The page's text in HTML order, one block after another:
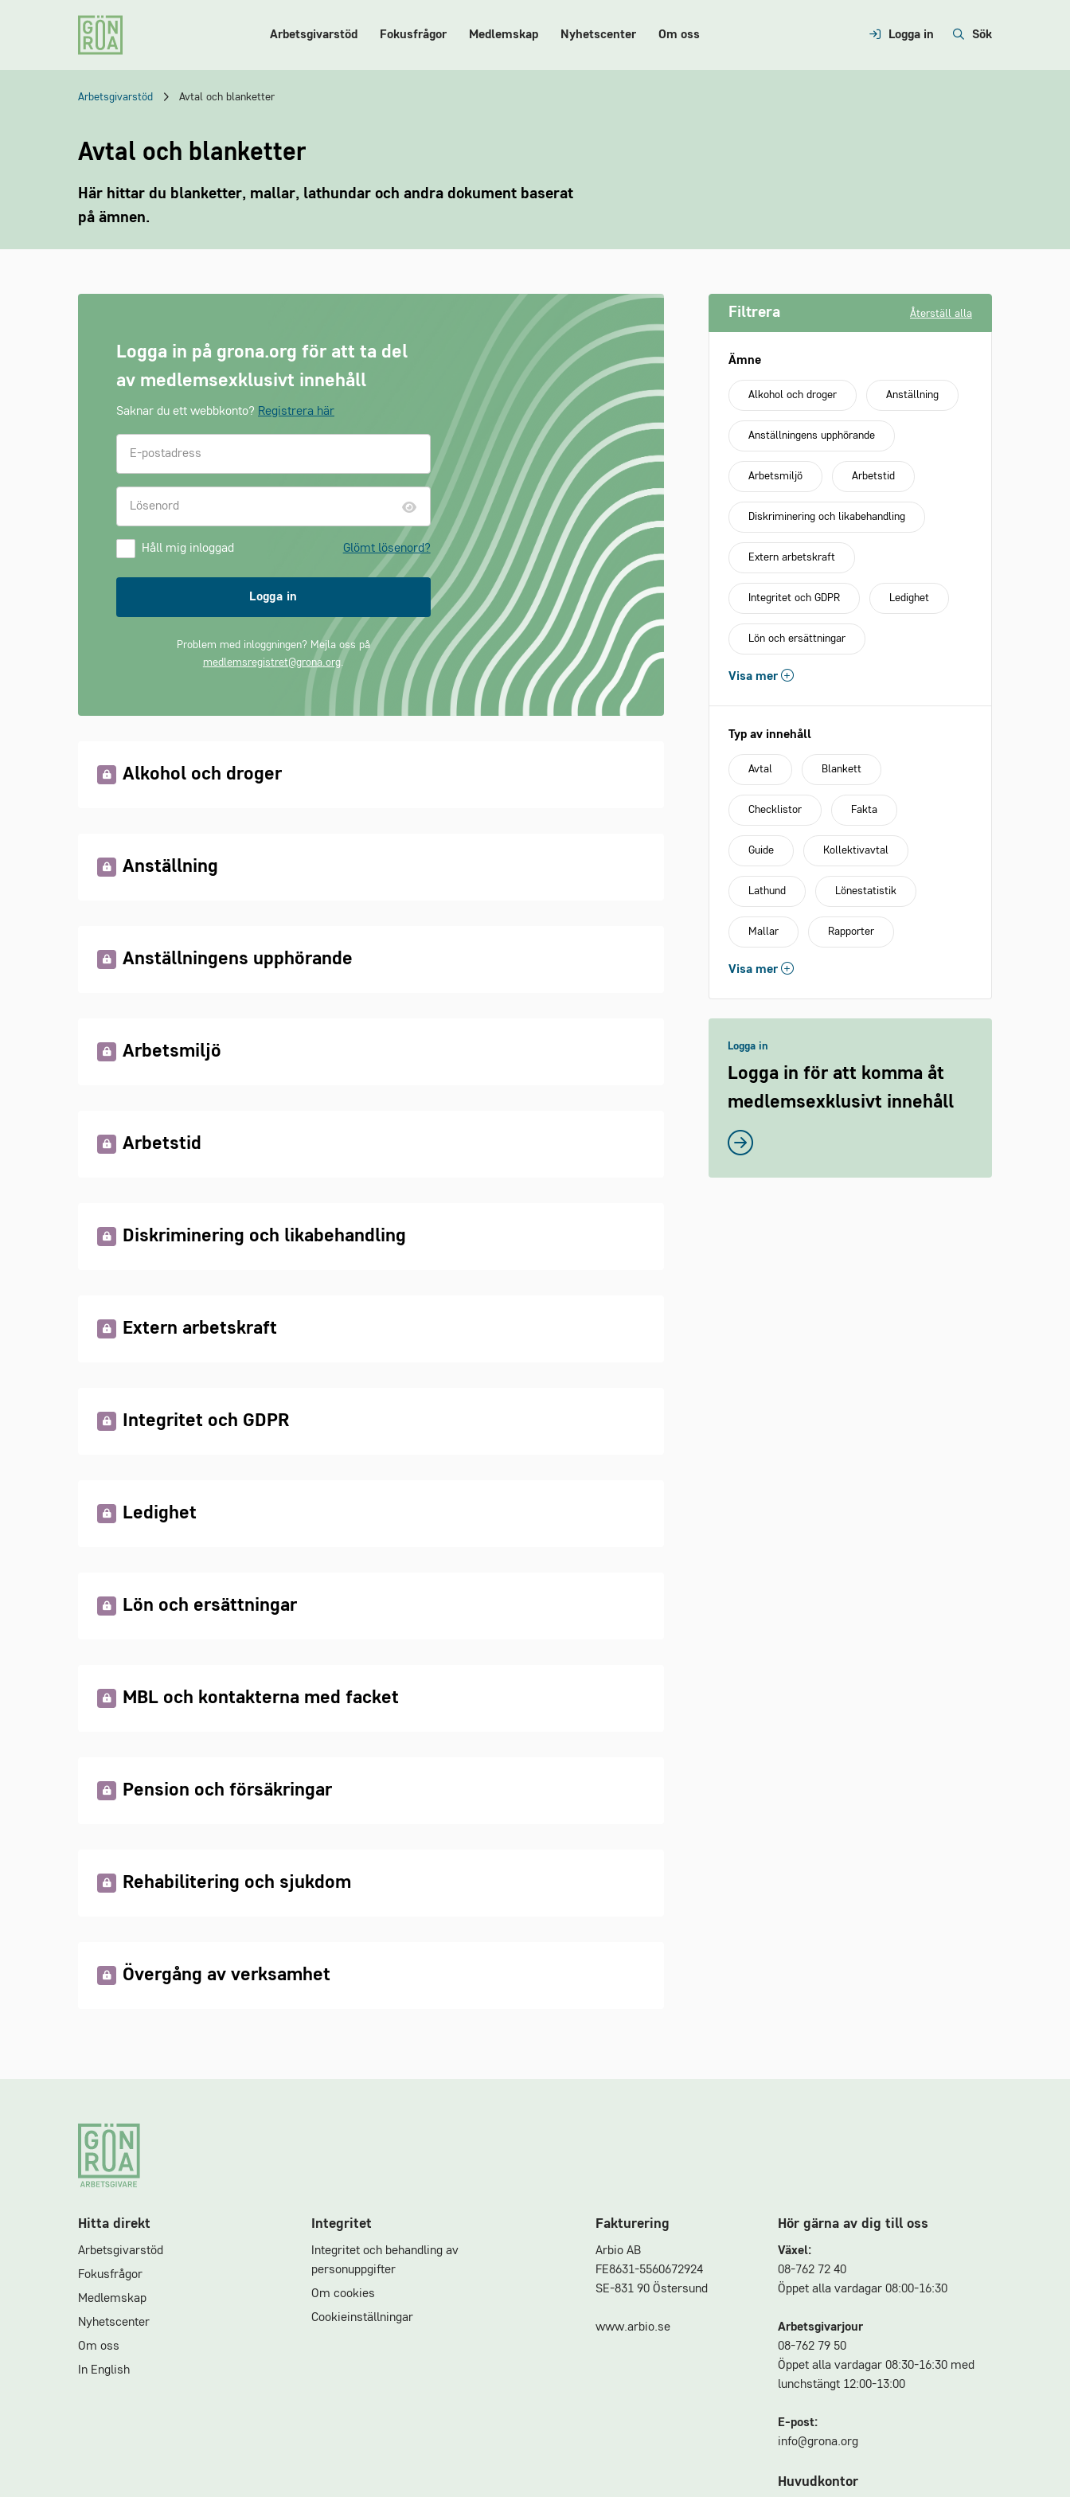
Arbetsgivarstöd Fokusfrågor Medlemskap Nyhetscenter Om oss Logga in Sök
Arbetsgivarstöd Avtal och blanketter
Avtal och blanketter
Här hittar du blanketter, mallar, lathundar och andra dokument baserat
på ämnen.
Logga in på grona.org för att ta del
av medlemsexklusivt innehåll
Saknar du ett webbkonto? Registrera här
Håll mig inloggad Glömt lösenord?
Logga in
Problem med inloggningen? Mejla oss på
medlemsregistret@grona.org.
Alkohol och droger
Anställning
Anställningens upphörande
Arbetsmiljö
Arbetstid
Diskriminering och likabehandling
Extern arbetskraft
Integritet och GDPR
Ledighet
Lön och ersättningar
MBL och kontakterna med facket
Pension och försäkringar
Rehabilitering och sjukdom
Övergång av verksamhet
Filtrera Återställ alla
Ämne
Alkohol och droger Anställning
Anställningens upphörande
Arbetsmiljö Arbetstid
Diskriminering och likabehandling
Extern arbetskraft
Integritet och GDPR Ledighet
Lön och ersättningar
Visa mer
Typ av innehåll
Avtal Blankett
Checklistor Fakta
Guide Kollektivavtal
Lathund Lönestatistik
Mallar Rapporter
Visa mer
Logga in
Logga in för att komma åt
medlemsexklusivt innehåll
Hitta direkt
Arbetsgivarstöd
Fokusfrågor
Medlemskap
Nyhetscenter
Om oss
In English
Integritet
Integritet och behandling av
personuppgifter
Om cookies
Cookieinställningar
Fakturering
Arbio AB
FE8631-5560672924
SE-831 90 Östersund
www.arbio.se
Hör gärna av dig till oss
Växel:
08-762 72 40
Öppet alla vardagar 08:00-16:30
Arbetsgivarjour
08-762 79 50
Öppet alla vardagar 08:30-16:30 med
lunchstängt 12:00-13:00
E-post:
info@grona.org
Huvudkontor